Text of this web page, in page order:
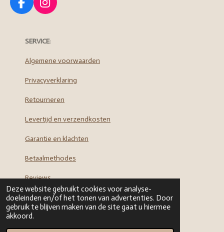
Deze website gebruikt cookies voor analyse-
doeleinden en/of het tonen van advertenties. Door
gebruik te blijven maken van de site gaat u hiermee
akkoord.
F
a
e
o
k
I
n
t
g
a
SERVICE:
Algemene voorwaarden
Privacyverklaring
Retourneren
Levertijd en verzendkosten
Garantie en klachten
Betaalmethodes
Reviews
Sitemap